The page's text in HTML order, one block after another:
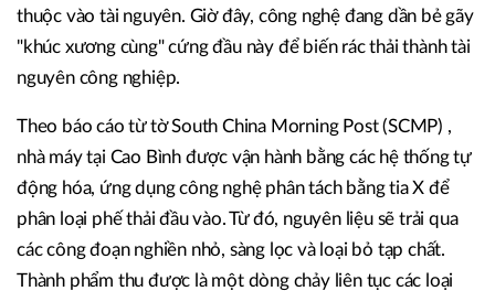
thuộc vào tài nguyên. Giờ đây, công nghệ đang dần bẻ gãy
"khúc xương cùng" cứng đầu này để biến rác thải thành tài
nguyên công nghiệp.
Theo báo cáo từ tờ South China Morning Post (SCMP) ,
nhà máy tại Cao Bình được vận hành bằng các hệ thống tự
động hóa, ứng dụng công nghệ phân tách bằng tia X để
phân loại phế thải đầu vào. Từ đó, nguyên liệu sẽ trải qua
các công đoạn nghiền nhỏ, sàng lọc và loại bỏ tạp chất.
Thành phẩm thu được là một dòng chảy liên tục các loại